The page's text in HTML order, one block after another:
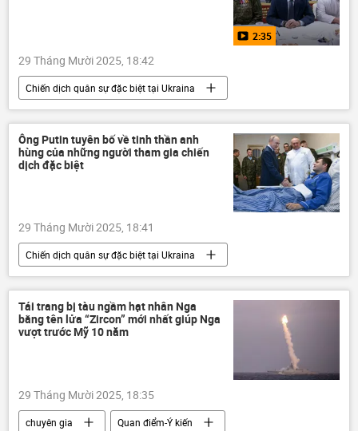
2:35
29 Tháng Mười 2025, 18:42
Chiến dịch quân sự đặc biệt tại Ukraina
Cuộc khủng hoảng ở Ukraina
Ukraina
Vladimir Putin
Nga
Thế giới
Quân sự
Chính trị
Ông Putin tuyên bố về tinh thần anh
hùng của những người tham gia chiến
dịch đặc biệt
29 Tháng Mười 2025, 18:41
Chiến dịch quân sự đặc biệt tại Ukraina
Nga
Cuộc khủng hoảng ở Ukraina
Ukraina
Vladimir Putin Thế giới
Tái trang bị tàu ngầm hạt nhân Nga
bằng tên lửa “Zircon” mới nhất giúp Nga
vượt trước Mỹ 10 năm
29 Tháng Mười 2025, 18:35
chuyên gia
Quan điểm-Ý kiến